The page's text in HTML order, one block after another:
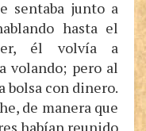
sentaba junto a
hasta el
él volvía a
volando; pero al
bolsa con dinero.
de manera que
habían reunido